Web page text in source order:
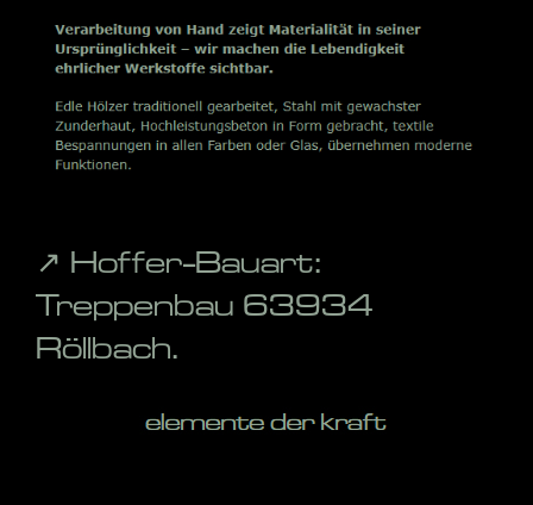
↗️ Hoffer-Bauart:
Treppenbau 63934
Röllbach.